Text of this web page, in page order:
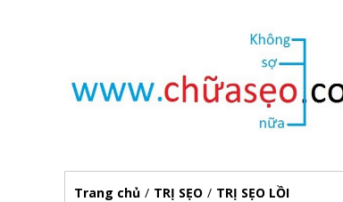
Trang chủ / TRỊ SẸO / TRỊ SẸO LỒI